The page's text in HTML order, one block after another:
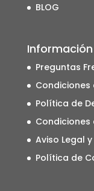
BLOG
Información
Preguntas
Condiciones
Política de
Condiciones
Aviso Legal
Política de